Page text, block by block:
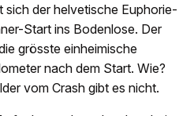
sich der helvetische Euphorie-
Start ins Bodenlose. Der
grösste einheimische
nach dem Start. Wie?
vom Crash gibt es nicht.